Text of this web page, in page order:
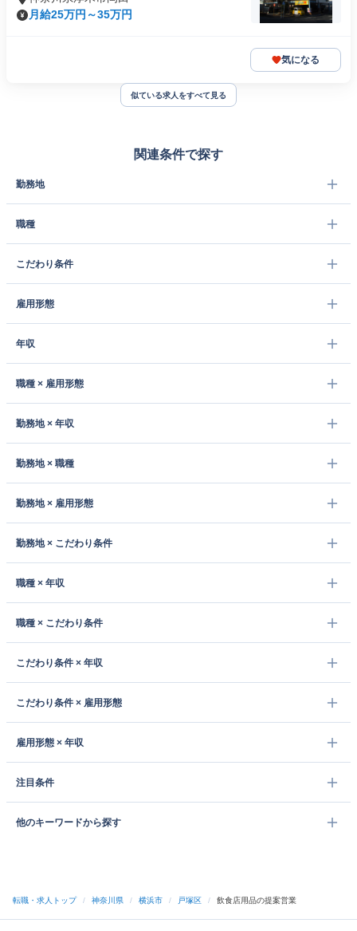
月給25万円～35万円
気になる
似ている求人をすべて見る
関連条件で探す
勤務地
職種
こだわり条件
雇用形態
年収
職種 × 雇用形態
勤務地 × 年収
勤務地 × 職種
勤務地 × 雇用形態
勤務地 × こだわり条件
職種 × 年収
職種 × こだわり条件
こだわり条件 × 年収
こだわり条件 × 雇用形態
雇用形態 × 年収
注目条件
他のキーワードから探す
転職・求人トップ / 神奈川県 / 横浜市 / 戸塚区 / 飲食店用品の提案営業